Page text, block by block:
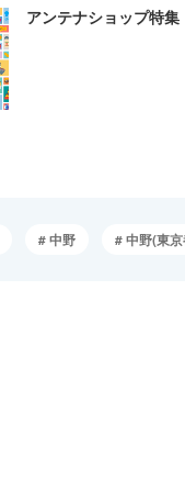
アンテナショップ特集
中野 中野(東